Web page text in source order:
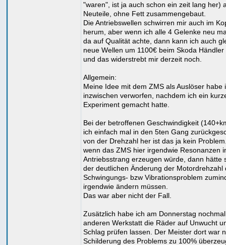
"waren", ist ja auch schon ein zeit lang her)
Neuteile, ohne Fett zusammengebaut.
Die Antriebswellen schwirren mir auch im
herum, aber wenn ich alle 4 Gelenke neu
da auf Qualität achte, dann kann ich auch
neue Wellen um 1100€ beim Skoda Händler
und das widerstrebt mir derzeit noch.
Allgemein:
Meine Idee mit dem ZMS als Auslöser habe
inzwischen verworfen, nachdem ich ein
Experiment gemacht hatte.
Bei der betroffenen Geschwindigkeit
ich einfach mal in den 5ten Gang
von der Drehzahl her ist das ja kein
wenn das ZMS hier irgendwie Resonanzen
Antriebsstrang erzeugen würde, dann hätte
der deutlichen Änderung der Motordrehzahl
Schwingungs- bzw Vibrationsproblem
irgendwie ändern müssen.
Das war aber nicht der Fall.
Zusätzlich habe ich am Donnerstag
anderen Werkstatt die Räder auf Unwucht
Schlag prüfen lassen. Der Meister dort war
Schilderung des Problems zu 100%